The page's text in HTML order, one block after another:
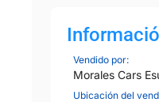
Vendido por:
Morales Cars
Ubicación del